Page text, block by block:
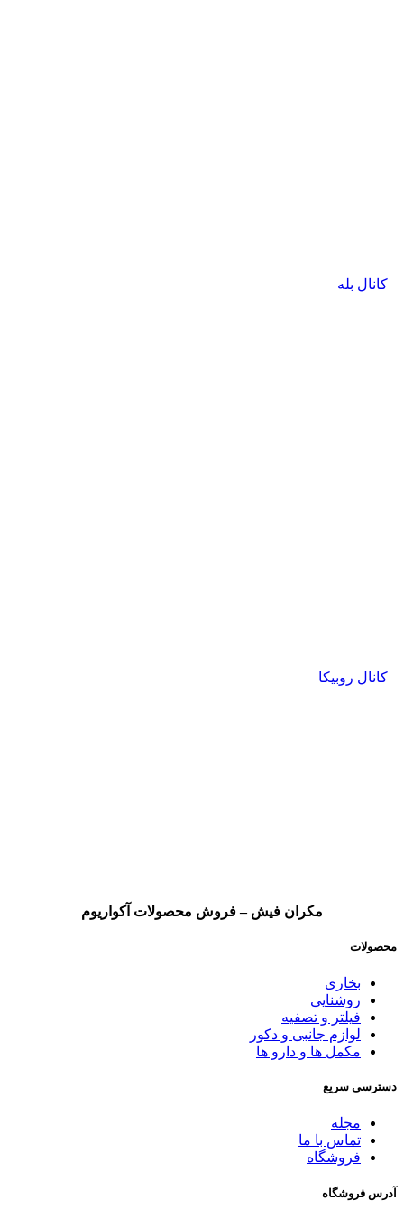
کانال بله
کانال روبیکا
مکران فیش – فروش محصولات آکواریوم
محصولات
بخاری
روشنایی
فیلتر و تصفیه
لوازم جانبی و دکور
مکمل ها و دارو ها
دسترسی سریع
مجله
تماس با ما
فروشگاه
آدرس فروشگاه